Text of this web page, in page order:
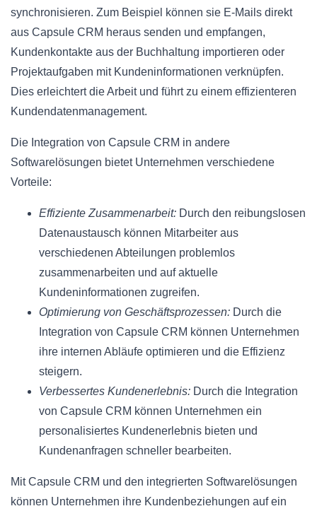
synchronisieren. Zum Beispiel können sie E-Mails direkt
aus Capsule CRM heraus senden und empfangen,
Kundenkontakte aus der Buchhaltung importieren oder
Projektaufgaben mit Kundeninformationen verknüpfen.
Dies erleichtert die Arbeit und führt zu einem effizienteren
Kundendatenmanagement.
Die Integration von Capsule CRM in andere
Softwarelösungen bietet Unternehmen verschiedene
Vorteile:
Effiziente Zusammenarbeit: Durch den reibungslosen
Datenaustausch können Mitarbeiter aus
verschiedenen Abteilungen problemlos
zusammenarbeiten und auf aktuelle
Kundeninformationen zugreifen.
Optimierung von Geschäftsprozessen: Durch die
Integration von Capsule CRM können Unternehmen
ihre internen Abläufe optimieren und die Effizienz
steigern.
Verbessertes Kundenerlebnis: Durch die Integration
von Capsule CRM können Unternehmen ein
personalisiertes Kundenerlebnis bieten und
Kundenanfragen schneller bearbeiten.
Mit Capsule CRM und den integrierten Softwarelösungen
können Unternehmen ihre Kundenbeziehungen auf ein